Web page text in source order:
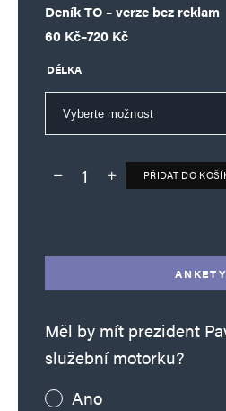
Deník TO – verze bez reklam
60 Kč–720 Kč
Rozpětí cen: 60 Kč až 720 Kč
DÉLKA
Deník TO – verze bez reklam
PŘIDAT DO
ANKETY
Měl by mít prezident
služební motorku?
Ano